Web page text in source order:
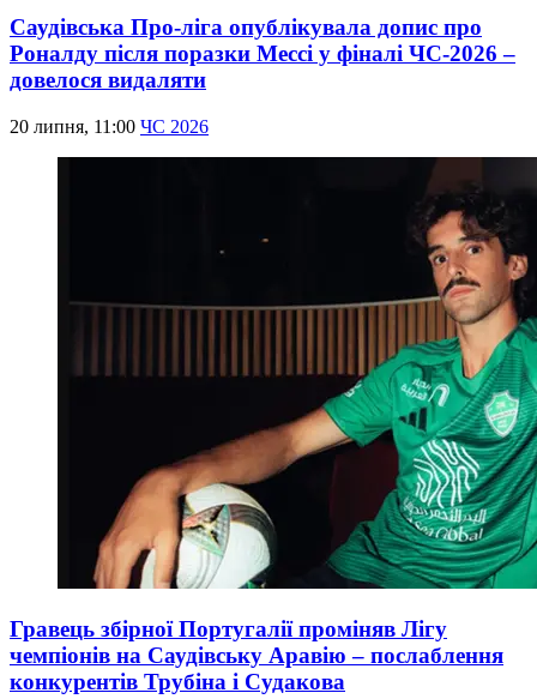
Саудівська Про-ліга опублікувала допис про
Роналду після поразки Мессі у фіналі ЧС-2026 –
довелося видаляти
20 липня, 11:00 ЧС 2026
Гравець збірної Португалії проміняв Лігу
чемпіонів на Саудівську Аравію – послаблення
конкурентів Трубіна і Судакова